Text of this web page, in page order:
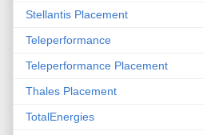
Stellantis Placement
Teleperformance
Teleperformance Placement
Thales Placement
TotalEnergies